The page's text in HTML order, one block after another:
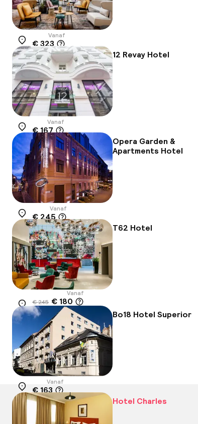
Locatie
Vanaf
€ 323
12 Revay Hotel
Locatie
Vanaf
€ 167
Opera Garden &
Apartments Hotel
Locatie
Vanaf
€ 245
T62 Hotel
Locatie
Vanaf
€ 245 € 180
-27% Bo18 Hotel Superior
Locatie
Vanaf
€ 163
Hotel Charles